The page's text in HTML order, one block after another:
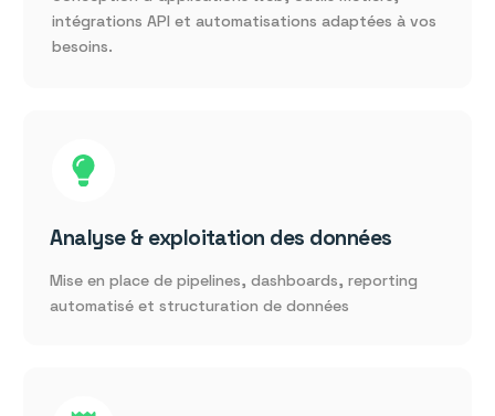
intégrations API et automatisations adaptées à vos
besoins.
Analyse & exploitation des données
Mise en place de pipelines, dashboards, reporting
automatisé et structuration de données